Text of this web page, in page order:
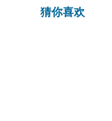
猜你喜欢